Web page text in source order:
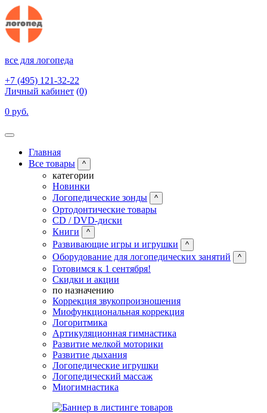
все для логопеда
+7 (495) 121-32-22
Личный кабинет (0)
0 руб.
Главная
Все товары
^
категории
Новинки
Логопедические зонды
^
Ортодонтические товары
CD / DVD-диски
Книги
^
Развивающие игры и игрушки ^
Оборудование для логопедических занятий ^
Готовимся к 1 сентября!
Скидки и акции
по назначению
Коррекция звукопроизношения
Миофункциональная коррекция
Логоритмика
Артикуляционная гимнастика
Развитие мелкой моторики
Развитие дыхания
Логопедические игрушки
Логопедический массаж
Миогимнастика